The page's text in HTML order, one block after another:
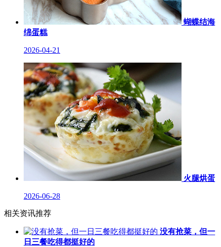
蝴蝶结海
绵蛋糕
2026-04-21
火腿烘蛋
2026-06-28
相关资讯推荐
没有抢菜，但一
日三餐吃得都挺好的